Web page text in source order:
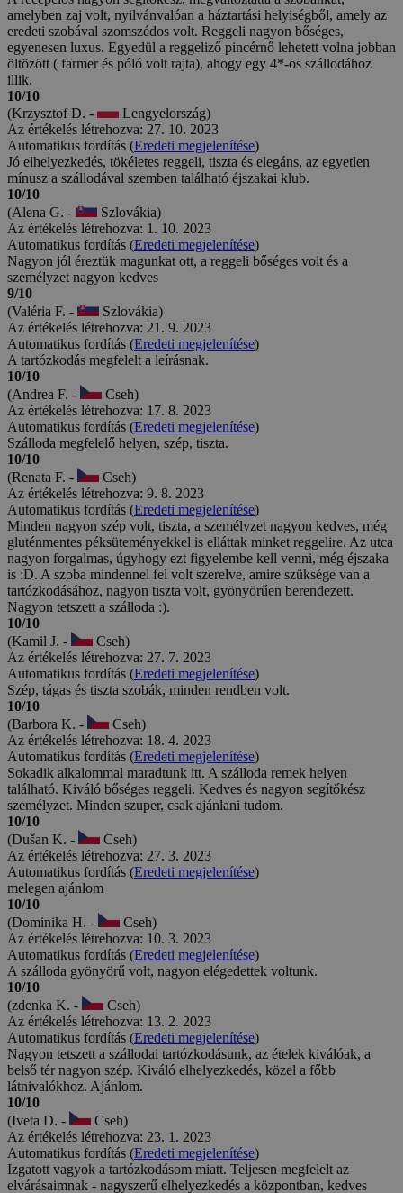
amelyben zaj volt, nyilvánvalóan a háztartási helyiségből, amely az
eredeti szobával szomszédos volt. Reggeli nagyon bőséges,
egyenesen luxus. Egyedül a reggeliző pincérnő lehetett volna jobban
öltözött ( farmer és póló volt rajta), ahogy egy 4*-os szállodához
illik.
10/10
(Krzysztof D. -
Lengyelország)
Az értékelés létrehozva: 27. 10. 2023
Automatikus fordítás (Eredeti megjelenítése)
Jó elhelyezkedés, tökéletes reggeli, tiszta és elegáns, az egyetlen
mínusz a szállodával szemben található éjszakai klub.
10/10
(Alena G. -
Szlovákia)
Az értékelés létrehozva: 1. 10. 2023
Automatikus fordítás (Eredeti megjelenítése)
Nagyon jól éreztük magunkat ott, a reggeli bőséges volt és a
személyzet nagyon kedves
9/10
(Valéria F. -
Szlovákia)
Az értékelés létrehozva: 21. 9. 2023
Automatikus fordítás (Eredeti megjelenítése)
A tartózkodás megfelelt a leírásnak.
10/10
(Andrea F. -
Cseh)
Az értékelés létrehozva: 17. 8. 2023
Automatikus fordítás (Eredeti megjelenítése)
Szálloda megfelelő helyen, szép, tiszta.
10/10
(Renata F. -
Cseh)
Az értékelés létrehozva: 9. 8. 2023
Automatikus fordítás (Eredeti megjelenítése)
Minden nagyon szép volt, tiszta, a személyzet nagyon kedves, még
gluténmentes péksüteményekkel is elláttak minket reggelire. Az utca
nagyon forgalmas, úgyhogy ezt figyelembe kell venni, még éjszaka
is :D. A szoba mindennel fel volt szerelve, amire szüksége van a
tartózkodásához, nagyon tiszta volt, gyönyörűen berendezett.
Nagyon tetszett a szálloda :).
10/10
(Kamil J. -
Cseh)
Az értékelés létrehozva: 27. 7. 2023
Automatikus fordítás (Eredeti megjelenítése)
Szép, tágas és tiszta szobák, minden rendben volt.
10/10
(Barbora K. -
Cseh)
Az értékelés létrehozva: 18. 4. 2023
Automatikus fordítás (Eredeti megjelenítése)
Sokadik alkalommal maradtunk itt. A szálloda remek helyen
található. Kiváló bőséges reggeli. Kedves és nagyon segítőkész
személyzet. Minden szuper, csak ajánlani tudom.
10/10
(Dušan K. -
Cseh)
Az értékelés létrehozva: 27. 3. 2023
Automatikus fordítás (Eredeti megjelenítése)
melegen ajánlom
10/10
(Dominika H. -
Cseh)
Az értékelés létrehozva: 10. 3. 2023
Automatikus fordítás (Eredeti megjelenítése)
A szálloda gyönyörű volt, nagyon elégedettek voltunk.
10/10
(zdenka K. -
Cseh)
Az értékelés létrehozva: 13. 2. 2023
Automatikus fordítás (Eredeti megjelenítése)
Nagyon tetszett a szállodai tartózkodásunk, az ételek kiválóak, a
belső tér nagyon szép. Kiváló elhelyezkedés, közel a főbb
látnivalókhoz. Ajánlom.
10/10
(Iveta D. -
Cseh)
Az értékelés létrehozva: 23. 1. 2023
Automatikus fordítás (Eredeti megjelenítése)
Izgatott vagyok a tartózkodásom miatt. Teljesen megfelelt az
elvárásaimnak - nagyszerű elhelyezkedés a központban, kedves